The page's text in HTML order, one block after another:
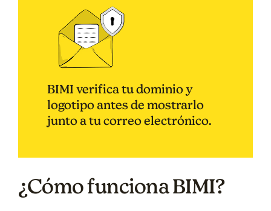
BIMI verifica tu dominio y
logotipo antes de mostrarlo
junto a tu correo electrónico.
¿Cómo funciona BIMI?